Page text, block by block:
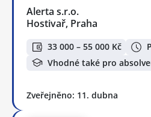
Alerta s.r.o.
Hostivař, Praha
33 000 – 55 000 Kč
Vhodné také pro
Zveřejněno: 11. dubna